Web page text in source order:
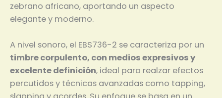
zebrano africano, aportando un aspecto
elegante y moderno.
A nivel sonoro, el EBS736-2 se caracteriza por un
timbre corpulento, con medios expresivos y
excelente definición, ideal para realzar efectos
percutidos y técnicas avanzadas como tapping,